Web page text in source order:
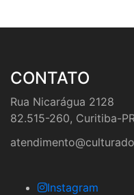
CONTATO
Rua Nicarágua 2128
82.515-260, Curitiba-
Instagram